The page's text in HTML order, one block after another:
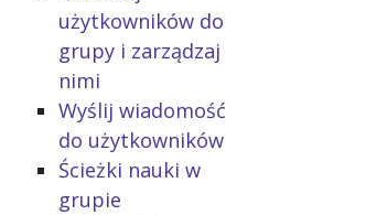
użytkowników do
grupy i zarządzaj
nimi
Wyślij wiadomość
do użytkowników
Ścieżki nauki w
grupie